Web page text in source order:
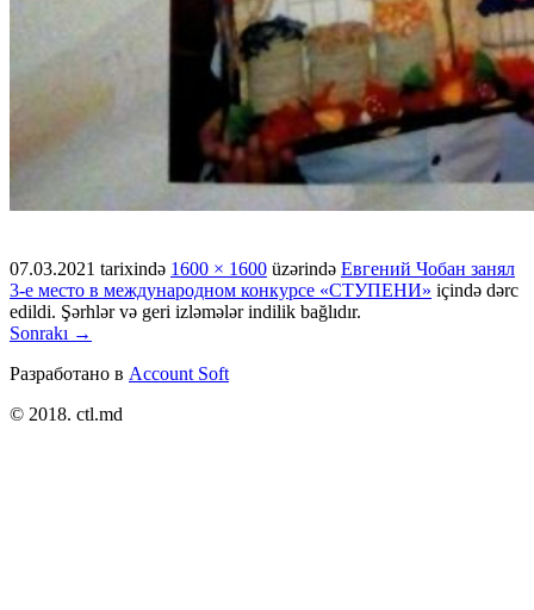
07.03.2021 tarixində 1600 × 1600 üzərində Евгений Чобан занял
3-е место в международном конкурсе «СТУПЕНИ» içində dərc
edildi. Şərhlər və geri izləmələr indilik bağlıdır.
Sonrakı →
Разработано в Account Soft
© 2018. ctl.md